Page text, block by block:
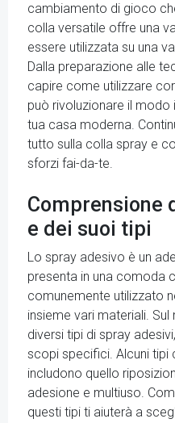
cambiamento di gioco
colla versatile offre una
essere utilizzata su una
Dalla preparazione alle
capire come utilizzare
può rivoluzionare il
tua casa moderna.
tutto sulla colla spray e
sforzi fai-da-te.
Comprensione
e dei suoi tipi
Lo spray adesivo è un
presenta in una comoda
comunemente utilizzato
insieme vari materiali.
diversi tipi di spray
scopi specifici. Alcuni tipi
includono quello
adesione e multiuso.
questi tipi ti aiuterà a